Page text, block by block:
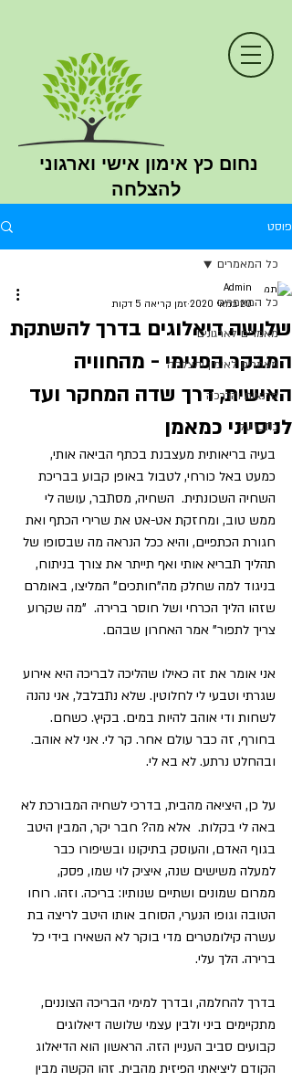
נחום כץ אימון אישי וארגוני
להצלחה
פוסט
כל המאמרים
מאמרים לארגונים
מאמרים לאימון והצלחה
סדנאות והדרכה
כתבו עלי
כל המאמרים
שלושה דיאלוגים בדרך להשתקת
המבקר הפנימי - מהחוויה
האישית, דרך שדה המחקר ועד
לניסיוני כמאמן
Admin
20 במאי 2020
זמן קריאה 5 דקות
בעיה בריאותית מעצבנת בכתף הביאה אותי,
כמעט באל כורחי, לטבול באופן קבוע בבריכת
השחיה השכונתית.  השחיה, מסתבר, עושה לי
ממש טוב, ומחזקת אט-אט את שרירי הכתף ואת
חגורת הכתפיים, והיא ככל הנראה מה שבסופו של
תהליך תבריא אותי ואף תייתר את צורך בניתוח,
בניגוד למה שחלק מה"חותכים" המליצו, באומרם
שזהו הליך הכרחי ושל חוסר ברירה.  "מה שקרוע
צריך לתפור" אמר האחרון שבהם.
אני אומר את זה כאילו שהליכה לבריכה היא אירוע
שגרתי וטבעי לי לחלוטין. שלא נתבלבל, אני נהנה
לשחות ודי אוהב להיות במים. בקיץ. כשחם.
בחורף, זה כבר עולם אחר. קר לי. אני לא אוהב.
ובהחלט נרתע. לא בא לי.
על כן, היציאה מהבית, בדרכי לשחיה המבורכת לא
באה לי בקלות.  אלא מה? חבר יקר, המבין היטב
בגוף האדם, והעוסק בתיקונו ובשיפורו כבר
למעלה משישים שנה, איציק לוי שמו, פסק,
ממרום שמונים ושתיים שנותיו: בריכה. וזהו. רוחו
הטובה וגופו הנערי, הסוחב אותו היטב לריצה בת
עשרה קילומטרים מדי בוקר לא השאירו בידי כל
ברירה. הלך עלי.
בדרך להחלמה, ובדרך למימי הבריכה הצוננים,
מתקיימים ביני ולבין עצמי שלושה דיאלוגים
קבועים סביב העניין הזה. הראשון הוא הדיאלוג
הקודם ליציאתי הפיזית מהבית. זהו הקשה מבין